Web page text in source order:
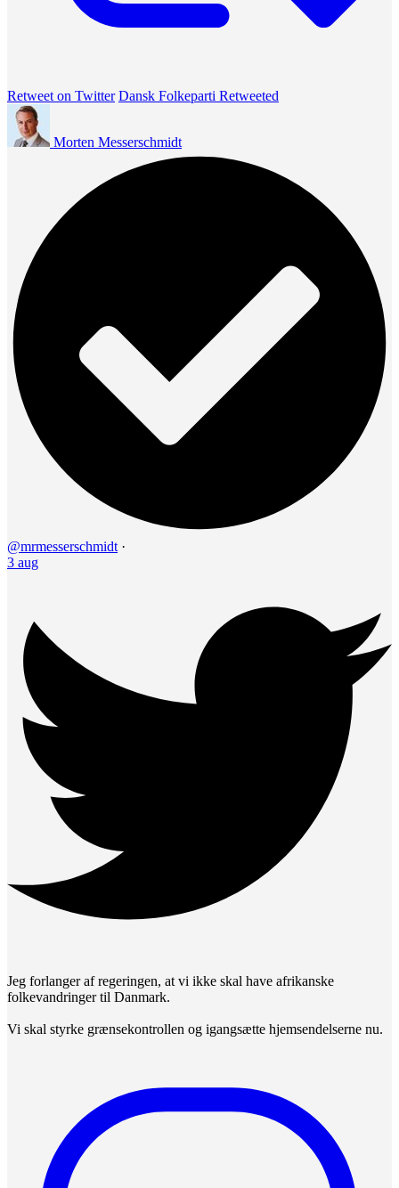
Retweet on Twitter Dansk Folkeparti Retweeted
Morten Messerschmidt
@mrmesserschmidt ·
3 aug
Jeg forlanger af regeringen, at vi ikke skal have afrikanske
folkevandringer til Danmark.
Vi skal styrke grænsekontrollen og igangsætte hjemsendelserne nu.